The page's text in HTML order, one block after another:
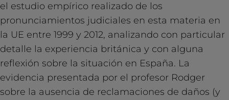
el estudio empírico realizado de los
pronunciamientos judiciales en esta materia en
la UE entre 1999 y 2012, analizando con particular
detalle la experiencia británica y con alguna
reflexión sobre la situación en España. La
evidencia presentada por el profesor Rodger
sobre la ausencia de reclamaciones de daños (y